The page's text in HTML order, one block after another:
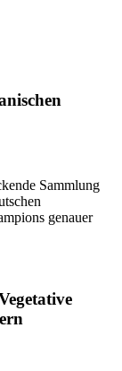
Sammlung
genauer